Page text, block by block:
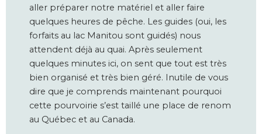
aller préparer notre matériel et aller faire
quelques heures de pêche. Les guides (oui, les
forfaits au lac Manitou sont guidés) nous
attendent déjà au quai. Après seulement
quelques minutes ici, on sent que tout est très
bien organisé et très bien géré. Inutile de vous
dire que je comprends maintenant pourquoi
cette pourvoirie s’est taillé une place de renom
au Québec et au Canada.